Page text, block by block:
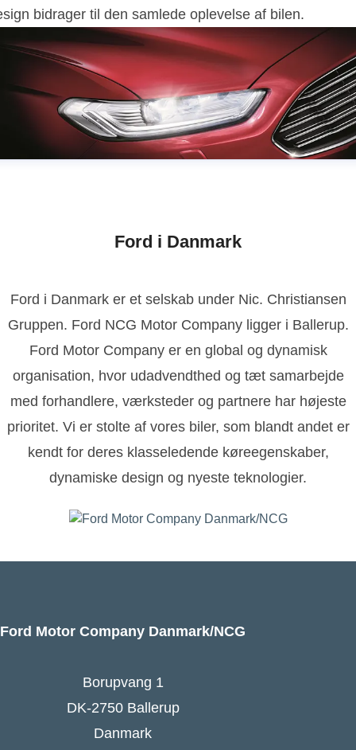
bidrager til den samlede oplevelse af bilen.
Ford i Danmark
Ford i Danmark er et selskab under Nic. Christiansen
Gruppen. Ford NCG Motor Company ligger i Ballerup.
Ford Motor Company er en global og dynamisk
organisation, hvor udadvendthed og tæt samarbejde
med forhandlere, værksteder og partnere har højeste
prioritet. Vi er stolte af vores biler, som blandt andet er
kendt for deres klasseledende køreegenskaber,
dynamiske design og nyeste teknologier.
Ford Motor Company Danmark/NCG
Borupvang 1
DK-2750 Ballerup
Danmark